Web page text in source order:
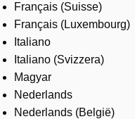
Français (Suisse)
Français (Luxembourg)
Italiano
Italiano (Svizzera)
Magyar
Nederlands
Nederlands (België)